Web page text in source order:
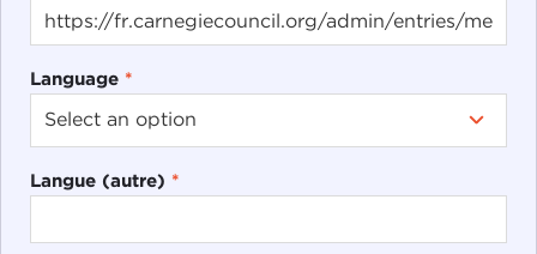
Language *
Langue (autre) *